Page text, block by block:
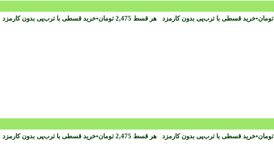
تومان•خرید قسطی با ترب‌پی بدون کارمزد هر قسط 2,475 تومان•خرید قسطی با ترب‌پی بدون کارمزد
تومان•خرید قسطی با ترب‌پی بدون کارمزد هر قسط 2,475 تومان•خرید قسطی با ترب‌پی بدون کارمزد